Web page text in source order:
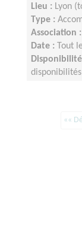
Lieu : Lyon
Type :
Association :
Date :
Tout
««